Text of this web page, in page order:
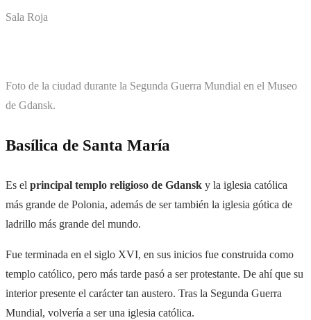
Sala Roja
Foto de la ciudad durante la Segunda Guerra Mundial en el Museo
de Gdansk.
Basílica de Santa María
Es el principal templo religioso de Gdansk y la iglesia católica
más grande de Polonia, además de ser también la iglesia gótica de
ladrillo más grande del mundo.
Fue terminada en el siglo XVI, en sus inicios fue construida como
templo católico, pero más tarde pasó a ser protestante. De ahí que su
interior presente el carácter tan austero. Tras la Segunda Guerra
Mundial, volvería a ser una iglesia católica.